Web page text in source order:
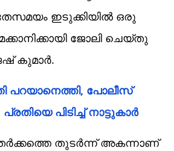
ഇടുക്കിയിൽ ഒരു
ജോലി ചെയ്തു
കുമാർ.
പറയാനെത്തി, പോലീസ്
പിടിച്ച് നാട്ടുകാർ
തുടർന്ന് അകന്നാണ്